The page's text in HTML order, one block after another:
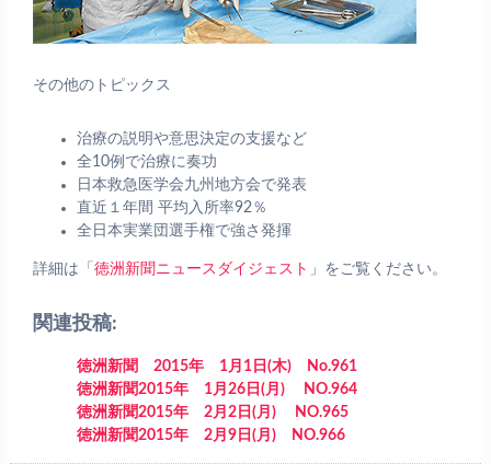
その他のトピックス
治療の説明や意思決定の支援など
全10例で治療に奏功
日本救急医学会九州地方会で発表
直近１年間 平均入所率92％
全日本実業団選手権で強さ発揮
詳細は「 徳洲新聞ニュースダイジェスト 」をご覧ください。
関連投稿:
徳洲新聞 2015年 1月1日(木) No.961
徳洲新聞2015年 1月26日(月) NO.964
徳洲新聞2015年 2月2日(月) NO.965
徳洲新聞2015年 2月9日(月) NO.966